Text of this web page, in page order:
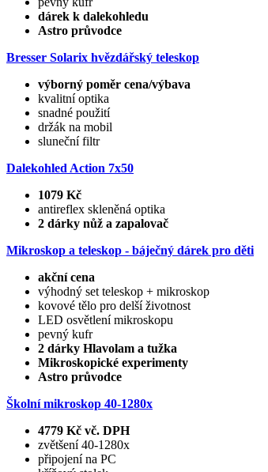
dárek k dalekohledu
Astro průvodce
Bresser Solarix hvězdářský teleskop
výborný poměr cena/výbava
kvalitní optika
snadné použití
držák na mobil
sluneční filtr
Dalekohled Action 7x50
1079 Kč
antireflex skleněná optika
2 dárky nůž a zapalovač
Mikroskop a teleskop - báječný dárek pro děti
akční cena
výhodný set teleskop + mikroskop
kovové tělo pro delší životnost
LED osvětlení mikroskopu
pevný kufr
2 dárky Hlavolam a tužka
Mikroskopické experimenty
Astro průvodce
Školní mikroskop 40-1280x
4779 Kč vč. DPH
zvětšení 40-1280x
připojení na PC